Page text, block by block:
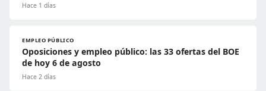
Hace 1 días
EMPLEO PÚBLICO
Oposiciones y empleo público: las 33 ofertas del BOE
de hoy 6 de agosto
Hace 2 días